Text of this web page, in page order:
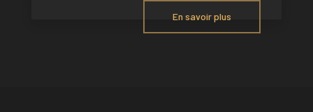
En savoir plus